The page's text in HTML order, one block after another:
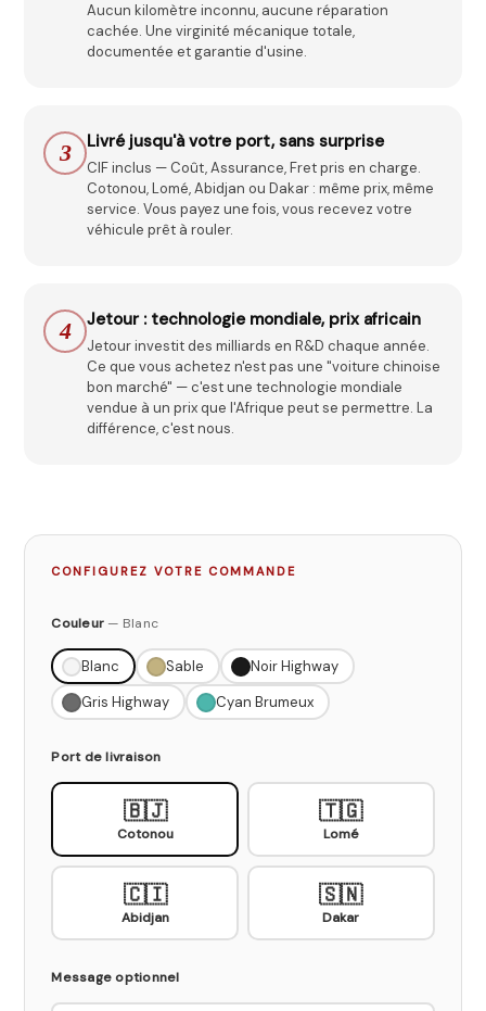
Aucun kilomètre inconnu, aucune réparation
cachée. Une virginité mécanique totale,
documentée et garantie d'usine.
3 Livré jusqu'à votre port, sans surprise
CIF inclus — Coût, Assurance, Fret pris en charge.
Cotonou, Lomé, Abidjan ou Dakar : même prix, même
service. Vous payez une fois, vous recevez votre
véhicule prêt à rouler.
4 Jetour : technologie mondiale, prix africain
Jetour investit des milliards en R&D chaque année.
Ce que vous achetez n'est pas une "voiture chinoise
bon marché" — c'est une technologie mondiale
vendue à un prix que l'Afrique peut se permettre. La
différence, c'est nous.
CONFIGUREZ VOTRE COMMANDE
Couleur — Blanc
Blanc Sable
Noir Highway
Gris Highway
Cyan Brumeux
Port de livraison
🇧🇯
Cotonou
🇹🇬
Lomé
🇨🇮
Abidjan
🇸🇳
Dakar
Message optionnel